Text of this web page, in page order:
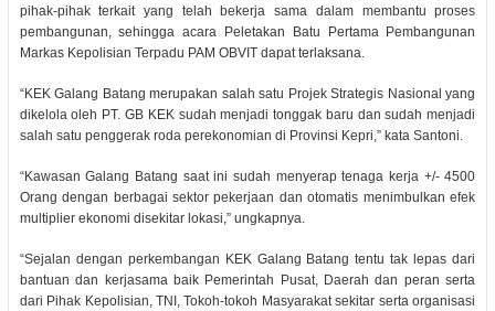
pihak-pihak terkait yang telah bekerja sama dalam membantu proses
pembangunan, sehingga acara Peletakan Batu Pertama Pembangunan
Markas Kepolisian Terpadu PAM OBVIT dapat terlaksana.
“KEK Galang Batang merupakan salah satu Projek Strategis Nasional yang
dikelola oleh PT. GB KEK sudah menjadi tonggak baru dan sudah menjadi
salah satu penggerak roda perekonomian di Provinsi Kepri,” kata Santoni.
“Kawasan Galang Batang saat ini sudah menyerap tenaga kerja +/- 4500
Orang dengan berbagai sektor pekerjaan dan otomatis menimbulkan efek
multiplier ekonomi disekitar lokasi,” ungkapnya.
“Sejalan dengan perkembangan KEK Galang Batang tentu tak lepas dari
bantuan dan kerjasama baik Pemerintah Pusat, Daerah dan peran serta
dari Pihak Kepolisian, TNI, Tokoh-tokoh Masyarakat sekitar serta organisasi